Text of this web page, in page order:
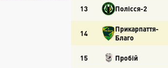
13 Полісся-2
14
Прикарпаття-
Благо
15 Пробій